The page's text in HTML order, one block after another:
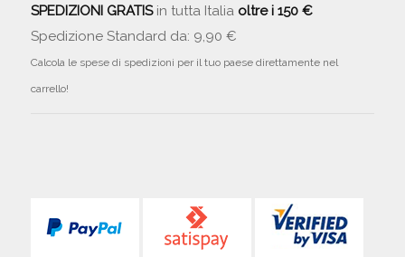
SPEDIZIONI GRATISin tutta Italia oltre i 150 €
Spedizione Standard da: 9,90 €
Calcola le spese di spedizioni per il tuo paese direttamente nel
carrello!